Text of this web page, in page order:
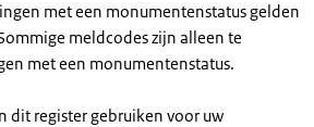
met een monumentenstatus gelden
meldcodes zijn alleen te
met een monumentenstatus.
dit register gebruiken voor uw